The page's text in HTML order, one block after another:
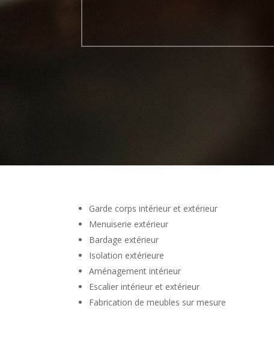
Garde corps intérieur et extérieur
Menuiserie extérieur
Bardage extérieur
Isolation extérieure
Aménagement intérieur
Escalier intérieur et extérieur
Fabrication de meubles sur mesure